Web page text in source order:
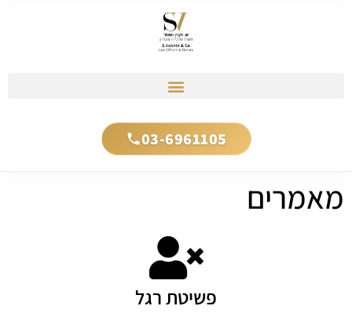
03-6961105
מאמרים
פשיטת רגל